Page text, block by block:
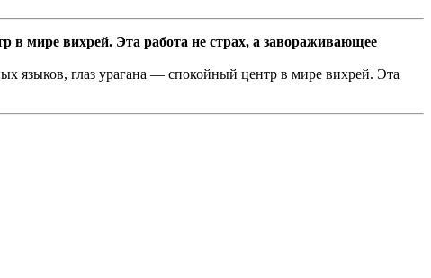
в мире вихрей. Эта работа не страх, а завораживающее
языков, глаз урагана — спокойный центр в мире вихрей. Эта